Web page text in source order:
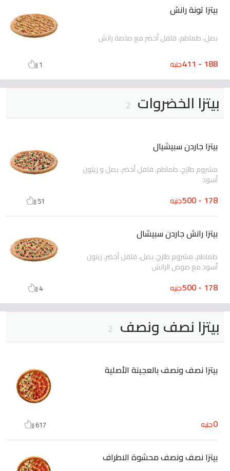
بيتزا تونة رانش
بصل، طماطم، فلفل أخضر مع صلصة رانش
188 - 411 جنيه 1
بيتزا الخضروات 2
بيتزا جاردن سبيشيال
مشروم طازج، طماطم، فلفل أخضر، بصل و زيتون
أسود
178 - 500 جنيه 51
بيتزا رانش جاردن سبيشال
طماطم، مشروم طازج، بصل، فلفل أخضر، زيتون
أسود مع صوص الرانش
178 - 500 جنيه 4
بيتزا نصف ونصف 2
بيتزا نصف ونصف بالعجينة الأصلية
0جنيه 617
بيتزا نصف ونصف محشوة الاطراف